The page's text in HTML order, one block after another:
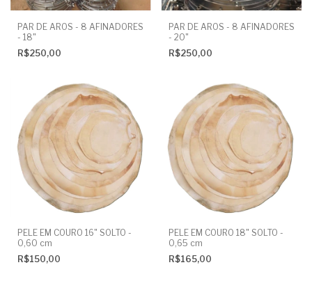
PAR DE AROS - 8 AFINADORES
- 18"
R$250,00
PAR DE AROS - 8 AFINADORES
- 20"
R$250,00
PELE EM COURO 16" SOLTO -
0,60 cm
R$150,00
PELE EM COURO 18" SOLTO -
0,65 cm
R$165,00